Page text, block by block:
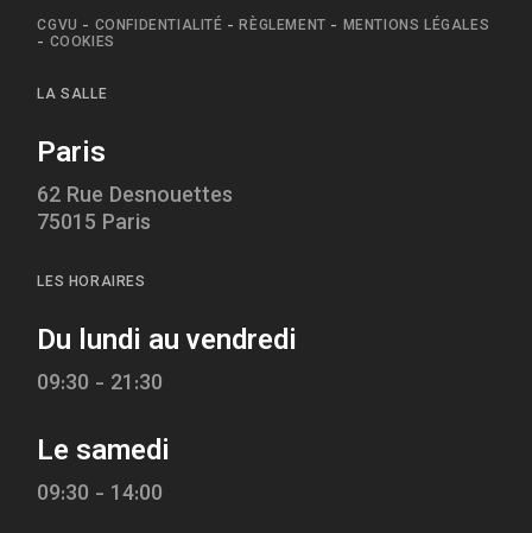
CGVU - CONFIDENTIALITÉ -RÈGLEMENT - MENTIONS LÉGALES
- COOKIES
LA SALLE
Paris
62 Rue Desnouettes
75015 Paris
LES HORAIRES
Du lundi au vendredi
09:30 - 21:30
Le samedi
09:30 - 14:00